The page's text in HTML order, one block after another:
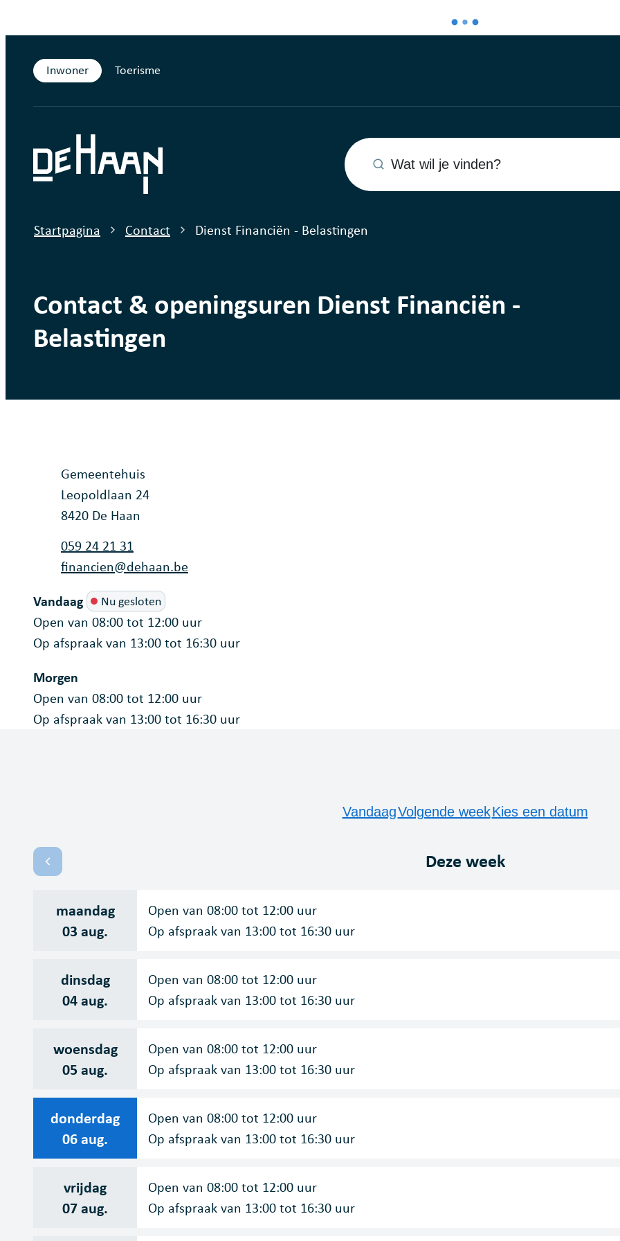
Inwoner Toerisme
De Haan Wat wil je vinden?
Startpagina Contact Dienst Financiën - Belastingen
Contact & openingsuren Dienst Financiën -
Belastingen
Contact
AdresGemeentehuis
Leopoldlaan 24
,8420 De Haan
059 24 21 31
E-mailfinancien@dehaan.be
Vandaag
Nu gesloten
Open van 08:00tot 12:00 uur
Op afspraak van 13:00tot 16:30 uur
Morgen
Open van 08:00tot 12:00 uur
Op afspraak van 13:00tot 16:30 uur
VandaagVolgende weekKies een datum
Deze week
Bekijk openingsuren van de week hiervoor
maandag
03 aug.
2026
Open van 08:00tot 12:00 uur
Op afspraak van 13:00tot 16:30 uur
dinsdag
04 aug.
2026
Open van 08:00tot 12:00 uur
Op afspraak van 13:00tot 16:30 uur
woensdag
05 aug.
2026
Open van 08:00tot 12:00 uur
Op afspraak van 13:00tot 16:30 uur
donderdag
06 aug.
2026
Open van 08:00tot 12:00 uur
Op afspraak van 13:00tot 16:30 uur
vrijdag
07 aug.
2026
Open van 08:00tot 12:00 uur
Op afspraak van 13:00tot 16:30 uur